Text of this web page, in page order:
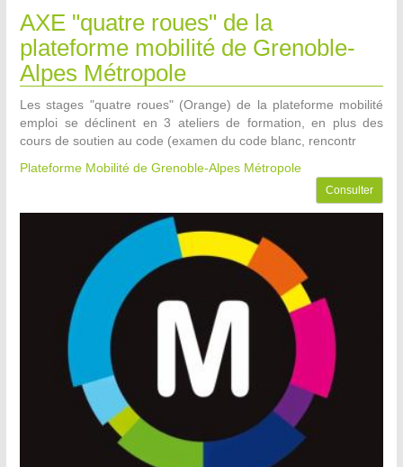
AXE "quatre roues" de la
plateforme mobilité de Grenoble-
Alpes Métropole
Les stages "quatre roues" (Orange) de la plateforme mobilité
emploi se déclinent en 3 ateliers de formation, en plus des
cours de soutien au code (examen du code blanc, rencontr
Plateforme Mobilité de Grenoble-Alpes Métropole
Consulter